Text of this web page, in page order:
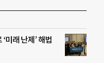
미래 난제’ 해법